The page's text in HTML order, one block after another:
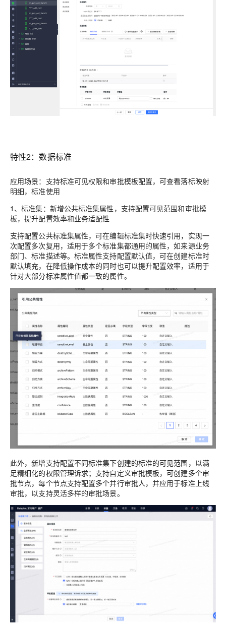
特性2：数据标准
应用场景：支持标准可见权限和审批模板配置，可查看落标映射
明细，标准使用
1、标准集：新增公共标准集属性，支持配置可见范围和审批模
板，提升配置效率和业务适配性
支持配置公共标准集属性，可在编辑标准集时快速引用，实现一
次配置多次复用，适用于多个标准集都通用的属性，如来源业务
部门、标准描述等。标准属性支持配置默认值，可在创建标准时
默认填充，在降低操作成本的同时也可以提升配置效率，适用于
针对大部分标准属性值都一致的属性。
此外，新增支持配置不同标准集下创建的标准的可见范围，以满
足精细化的权限管理诉求；支持自定义审批模板，可创建多个审
批节点，每个节点支持配置多个并行审批人，并应用于标准上线
审批，以支持灵活多样的审批场景。